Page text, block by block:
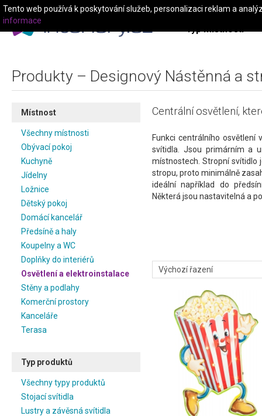
Typ místnosti
Produkty – Designový Nástěnná a
Místnost
Všechny místnosti
Obývací pokoj
Kuchyně
Jídelny
Ložnice
Dětský pokoj
Domácí kancelář
Předsíně a haly
Koupelny a WC
Doplňky do interiérů
Osvětlení a elektroinstalace
Stěny a podlahy
Komerční prostory
Kanceláře
Terasa
Typ produktů
Všechny typy produktů
Stojací svítidla
Lustry a závěsná svítidla
Centrální osvětlení,
Funkci centrálního
svítidla. Jsou primárním a
místnostech. Stropní svítidlo
stropu, proto minimálně
ideální například do
Některá jsou nastavitelná a
Tento web používá k poskytování služeb, personalizaci reklam a
informace